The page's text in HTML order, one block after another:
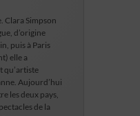
Clara Simpson
d’origine
puis à Paris
elle a
qu’artiste
Aujourd’hui
les deux pays,
de la